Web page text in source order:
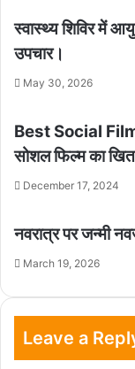
स्वास्थ्य शिविर में
उपचार।
May 30, 2026
Best Social
सोशल फिल्म का
December 17, 2024
नवरात्र पर जन्मी
March 19, 2026
Leave a